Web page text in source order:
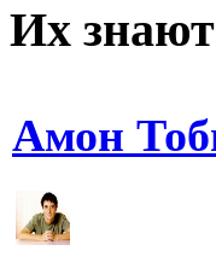
Их
Амон